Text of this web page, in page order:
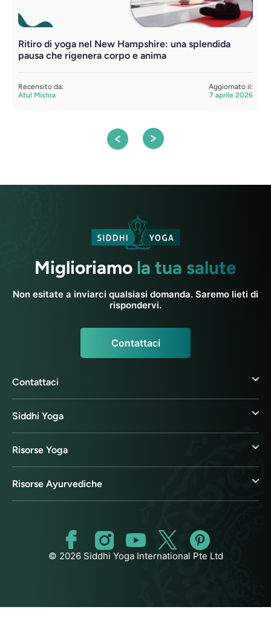
Ritiro di yoga nel New Hampshire: una splendida
pausa che rigenera corpo e anima
Recensito da:
Atul Mishra
Aggiornato il:
7 aprile 2026
Miglioriamo la tua salute
Non esitate a inviarci qualsiasi domanda. Saremo lieti di
rispondervi.
Contattaci
Contattaci
Siddhi Yoga
Risorse Yoga
Risorse Ayurvediche
© 2026 Siddhi Yoga International Pte Ltd